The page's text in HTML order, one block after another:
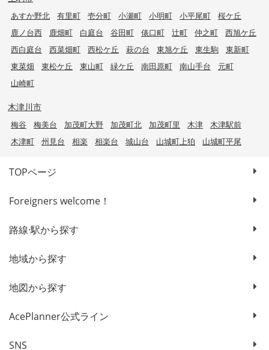
あすか野北 有里町 壱分町 小瀬町 小明町 小平尾町
桜ケ丘
鹿ノ台西
鹿畑町 白庭台 谷田町 俵口町 辻町 仲之町
西旭ケ丘
西白庭台
西菜畑町 西松ケ丘 萩の台 東旭ケ丘 東生駒
東新町
東菜畑
東松ケ丘 東山町 緑ケ丘 南田原町 南山手台
元町
山崎町
木津川市
梅谷 梅美台 加茂町大野 加茂町北 加茂町里 木津
木津駅前
木津町
州見台 相楽 相楽台 城山台 山城町上狛 山城町平尾
TOPページ
Foreigners welcome！
路線·駅から探す
地域から探す
地図から探す
AcePlanner公式ライン
SNS